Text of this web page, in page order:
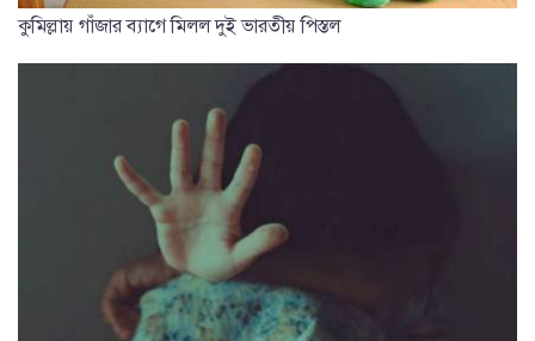
কুমিল্লায় গাঁজার ব্যাগে মিলল দুই ভারতীয় পিস্তল